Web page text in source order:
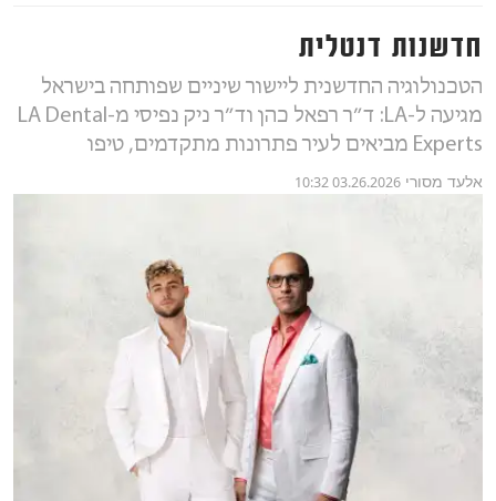
חדשנות דנטלית
הטכנולוגיה החדשנית ליישור שיניים שפותחה בישראל
מגיעה ל-LA: ד״ר רפאל כהן וד״ר ניק נפיסי מ-LA Dental
Experts מביאים לעיר פתרונות מתקדמים, טיפו
אלעד מסורי 03.26.2026 10:32